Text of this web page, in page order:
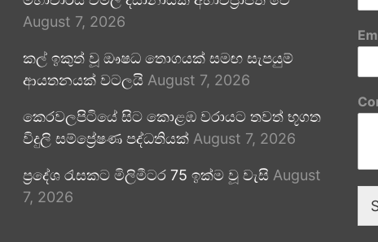
August 7, 2026
කල් ඉකුත් වූ ඖෂධ තොගයක් සමඟ සැපයුම්
ආයතනයක් වටලයි August 7, 2026
කෙරවලපිටියේ සිට කොළඹ වරායට තවත් භූගත
විදුලි සම්ප්‍රේෂණ පද්ධතියක් August 7, 2026
ප්‍රදේශ රැසකට මිලිමීටර 75 ඉක්ම වූ වැසි August
7, 2026